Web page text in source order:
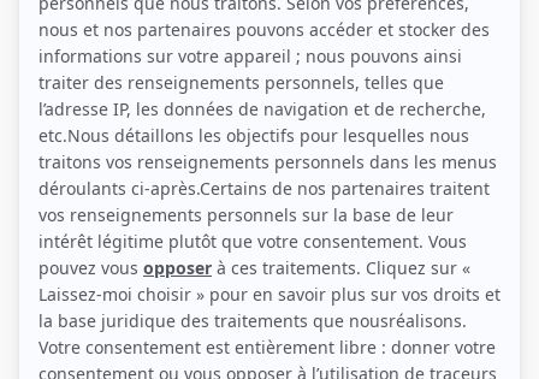
ERNEST GUIMOND
Liens
Fiche de Ernest Guimond sur Showbizz.net
Personnages
Chère Isabelle( Père d'Isabelle)
Qui perd gagne( Octave Lamouche)
Y'a pas de problème( Oncle Henri)
Rosa ( Oswald)